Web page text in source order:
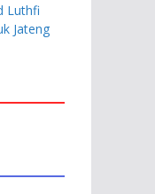
Luthfi
Jateng